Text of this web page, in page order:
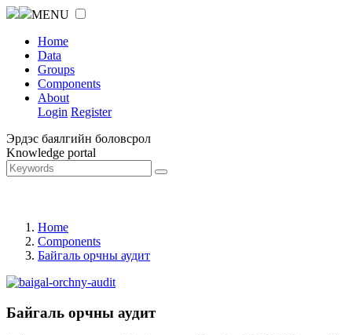
MENU
Home
Data
Groups
Components
About
Login Register
Эрдэс баялгийн боловсрол
Knowledge portal
Home
Components
Байгаль орчны аудит
Байгаль орчны аудит